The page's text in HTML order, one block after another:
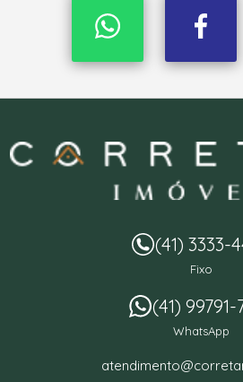
(41) 3333-
Fixo
(41) 99791-
WhatsApp